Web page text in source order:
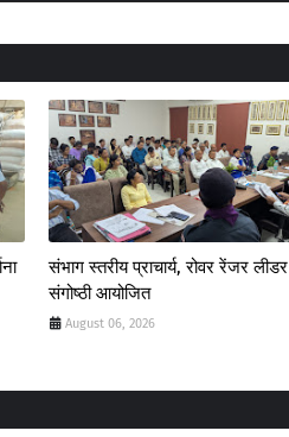
संभाग स्तरीय प्राचार्य, रोवर रेंजर लीडर
संगोष्ठी आयोजित
August 06, 2026